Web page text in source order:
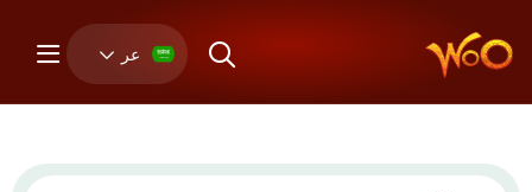
عر